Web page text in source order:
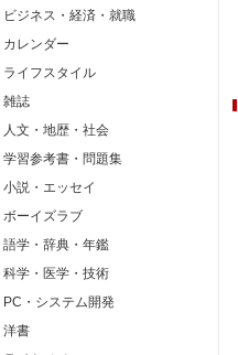
ビジネス・経済・就職
カレンダー
ライフスタイル
雑誌
人文・地歴・社会
学習参考書・問題集
小説・エッセイ
ボーイズラブ
語学・辞典・年鑑
科学・医学・技術
PC・システム開発
洋書